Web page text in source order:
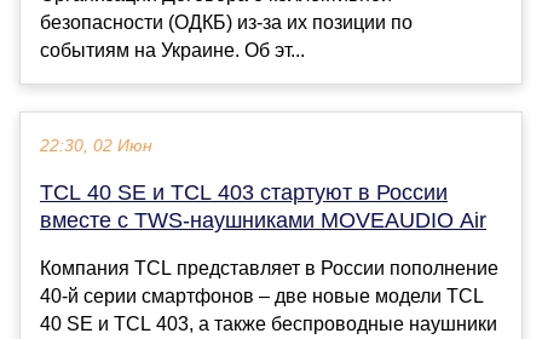
безопасности (ОДКБ) из-за их позиции по
событиям на Украине. Об эт...
22:30, 02 Июн
TCL 40 SE и TCL 403 стартуют в России
вместе с TWS-наушниками MOVEAUDIO Air
Компания TCL представляет в России пополнение
40-й серии смартфонов – две новые модели TCL
40 SE и TCL 403, а также беспроводные наушники